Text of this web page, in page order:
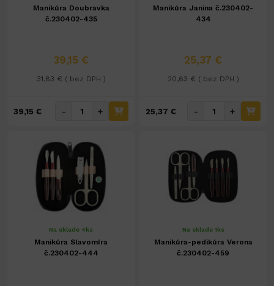
Manikúra Doubravka
č.230402-435
39,15 €
31,83 € ( bez DPH )
39,15 € - +
Manikúra Janina č.230402-
434
25,37 €
20,63 € ( bez DPH )
25,37 € - +
Na sklade 4ks
Manikúra Slavomíra
č.230402-444
Na sklade 1ks
Manikúra-pedikúra Verona
č.230402-459